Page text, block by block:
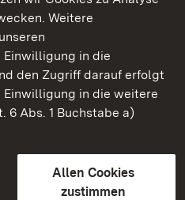
Weitere
Einwilligung in die
den Zugriff darauf erfolgt
Einwilligung in die weitere
6 Abs. 1 Buchstabe a)
Allen Cookies
zustimmen
Baden-Württemberg